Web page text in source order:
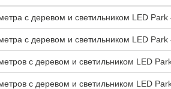
с деревом и светильником LED Park
с деревом и светильником LED Park
с деревом и светильником LED
с деревом и светильником LED